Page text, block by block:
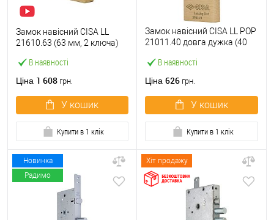
В наявності
Замок навісний CISA LL
21610.63 (63 мм, 2 ключа)
Ціна 1 608 грн.
У кошик
Купити в 1 клік
В наявності
Замок навісний CISA LL POP
21011.40 довга дужка (40
Ціна 626 грн.
У кошик
Купити в 1 клік
Новинка
Радимо
Хіт продажу